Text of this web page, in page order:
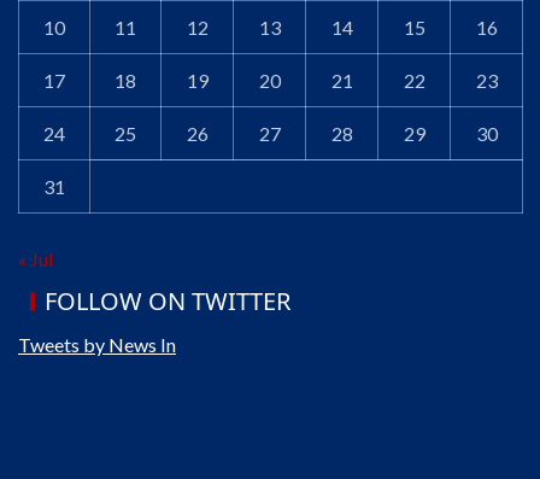
10 11 12 13 14 15 16
17 18 19 20 21 22 23
24 25 26 27 28 29 30
31
« Jul
FOLLOW ON TWITTER
Tweets by News In